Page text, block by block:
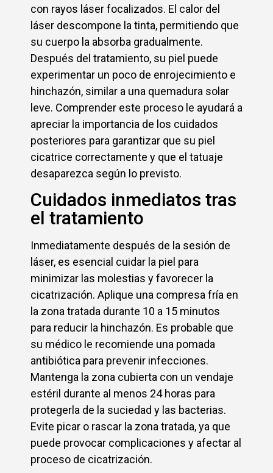
con rayos láser focalizados. El calor del
láser descompone la tinta, permitiendo que
su cuerpo la absorba gradualmente.
Después del tratamiento, su piel puede
experimentar un poco de enrojecimiento e
hinchazón, similar a una quemadura solar
leve. Comprender este proceso le ayudará a
apreciar la importancia de los cuidados
posteriores para garantizar que su piel
cicatrice correctamente y que el tatuaje
desaparezca según lo previsto.
Cuidados inmediatos tras
el tratamiento
Inmediatamente después de la sesión de
láser, es esencial cuidar la piel para
minimizar las molestias y favorecer la
cicatrización. Aplique una compresa fría en
la zona tratada durante 10 a 15 minutos
para reducir la hinchazón. Es probable que
su médico le recomiende una pomada
antibiótica para prevenir infecciones.
Mantenga la zona cubierta con un vendaje
estéril durante al menos 24 horas para
protegerla de la suciedad y las bacterias.
Evite picar o rascar la zona tratada, ya que
puede provocar complicaciones y afectar al
proceso de cicatrización.